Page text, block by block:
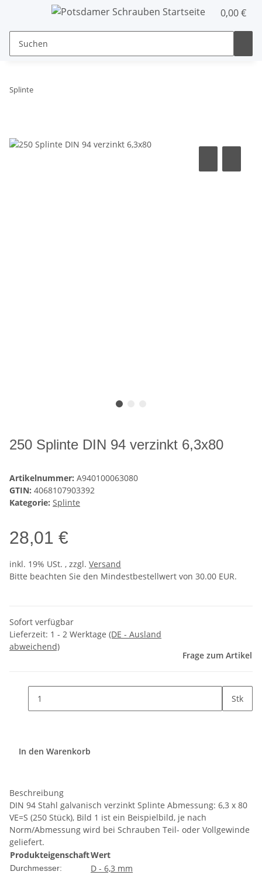
0,00 €
Splinte
250 Splinte DIN 94 verzinkt 6,3x80
Artikelnummer: A940100063080
GTIN: 4068107903392
Kategorie: Splinte
28,01 €
inkl. 19% USt. , zzgl. Versand
Bitte beachten Sie den Mindestbestellwert von 30.00 EUR.
Sofort verfügbar
Lieferzeit: 1 - 2 Werktage (DE - Ausland
abweichend)
Frage zum Artikel
Stk
In den Warenkorb
Beschreibung
DIN 94 Stahl galvanisch verzinkt Splinte Abmessung: 6,3 x 80
VE=S (250 Stück), Bild 1 ist ein Beispielbild, je nach
Norm/Abmessung wird bei Schrauben Teil- oder Vollgewinde
geliefert.
ProdukteigenschaftWert
Durchmesser: D - 6,3 mm